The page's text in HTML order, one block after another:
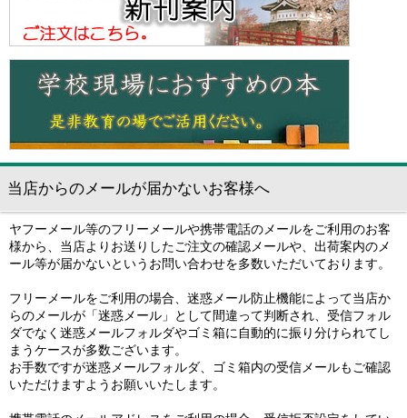
当店からのメールが届かないお客様へ
ヤフーメール等のフリーメールや携帯電話のメールをご利用のお客
様から、当店よりお送りしたご注文の確認メールや、出荷案内のメ
ール等が届かないというお問い合わせを多数いただいております。
フリーメールをご利用の場合、迷惑メール防止機能によって当店か
らのメールが「迷惑メール」として間違って判断され、受信フォル
ダでなく迷惑メールフォルダやゴミ箱に自動的に振り分けられてし
まうケースが多数ございます。
お手数ですが迷惑メールフォルダ、ゴミ箱内の受信メールもご確認
いただけますようお願いいたします。